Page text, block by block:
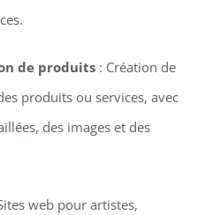
de produits: Création de
produits ou services, avec
des images et des
web pour artistes,